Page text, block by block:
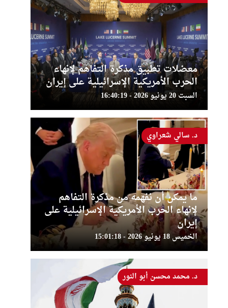
معضلات تطبيق مذكرة التفاهم لإنهاء
الحرب الأمريكية الإسرائيلية على إيران
السبت 20 يونيو 2026 - 16:40:19
ما يمكن أن نفهمه من مذكرة التفاهم
لإنهاء الحرب الأمريكية الإسرائيلية على
إيران
الخميس 18 يونيو 2026 - 15:01:18
د. سالي شعراوي
د. محمد محسن أبو النور